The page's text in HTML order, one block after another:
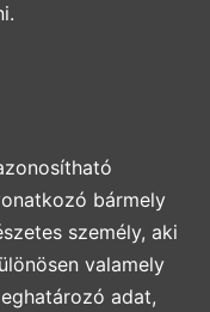
bármely
személy, aki
valamely
adat,